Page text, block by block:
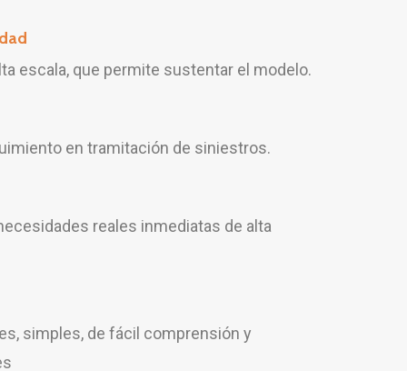
escala, que permite sustentar el modelo.
en tramitación de siniestros.
reales inmediatas de alta
simples, de fácil comprensión y